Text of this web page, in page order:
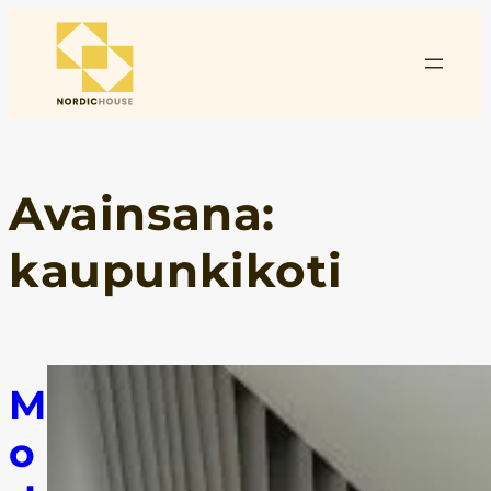
sisältöön
Avainsana:
kaupunkikoti
M
o